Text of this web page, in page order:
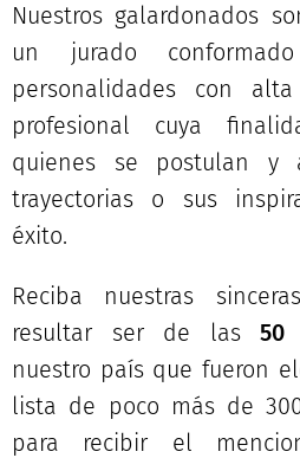
Nuestros galardonados
un jurado
personalidades con
profesional cuya
quienes se postulan y
trayectorias o sus
éxito.
Reciba nuestras
resultar ser de las 50
nuestro país que fueron
lista de poco más de
para recibir el